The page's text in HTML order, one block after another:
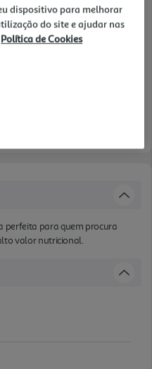
perfeita para quem procura
valor nutricional.
dispositivo para melhorar
do site e ajudar nas
Política de Cookies